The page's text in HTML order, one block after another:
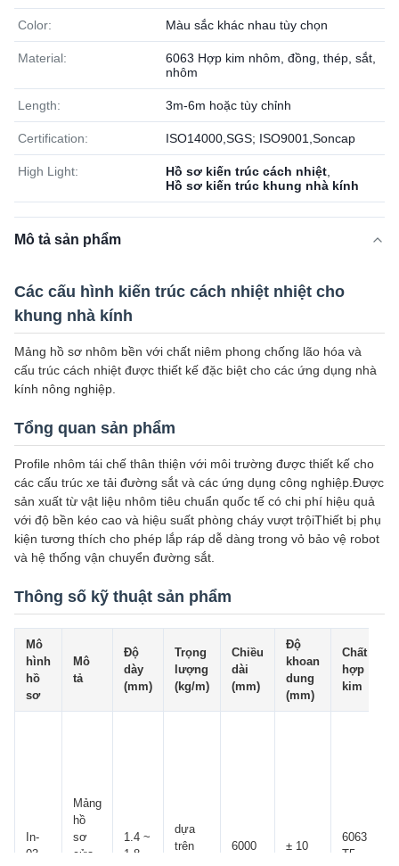
Color: Màu sắc khác nhau tùy chọn
Material:
6063 Hợp kim nhôm, đồng, thép, sắt,
nhôm
Length: 3m-6m hoặc tùy chỉnh
Certification: ISO14000,SGS; ISO9001,Soncap
High Light: Hồ sơ kiến trúc cách nhiệt
Hồ sơ kiến trúc khung nhà kính
Mô tả sản phẩm
Các cấu hình kiến trúc cách nhiệt nhiệt cho
khung nhà kính
Mảng hồ sơ nhôm bền với chất niêm phong chống lão hóa và
cấu trúc cách nhiệt được thiết kế đặc biệt cho các ứng dụng nhà
kính nông nghiệp.
Tổng quan sản phẩm
Profile nhôm tái chế thân thiện với môi trường được thiết kế cho
các cấu trúc xe tải đường sắt và các ứng dụng công nghiệp.Được
sản xuất từ vật liệu nhôm tiêu chuẩn quốc tế có chi phí hiệu quả
với độ bền kéo cao và hiệu suất phòng cháy vượt trộiThiết bị phụ
kiện tương thích cho phép lắp ráp dễ dàng trong vỏ bảo vệ robot
và hệ thống vận chuyển đường sắt.
Thông số kỹ thuật sản phẩm
Mô
hình
hồ
sơ
Mô
tả
Độ
dày
(mm)
Trọng
lượng
(kg/m)
Chiều
dài
(mm)
Độ
khoan
dung
(mm)
Chất
hợp
kim
In-
03
Mảng
hồ
sơ
cửa
1.4 ~
1.8
dựa
trên
6000 ± 10
6063
T5